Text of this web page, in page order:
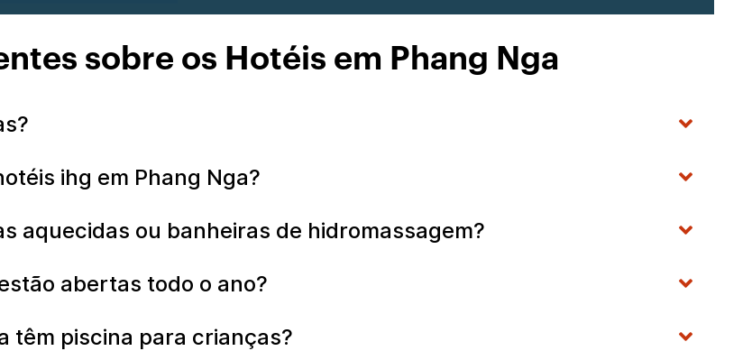
sobre os Hotéis em Phang Nga
ihg em Phang Nga?
aquecidas ou banheiras de hidromassagem?
abertas todo o ano?
têm piscina para crianças?